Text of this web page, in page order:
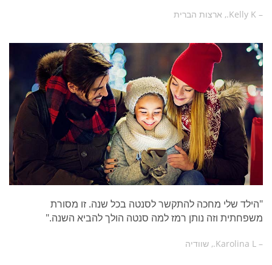
– Kelly K., ארצות הברית
"הילד שלי מחכה להתקשר לסנטה בכל שנה. זו מסורת
משפחתית וזה נותן רמז למה סנטה הולך להביא השנה."
– Karolina L., שוודיה